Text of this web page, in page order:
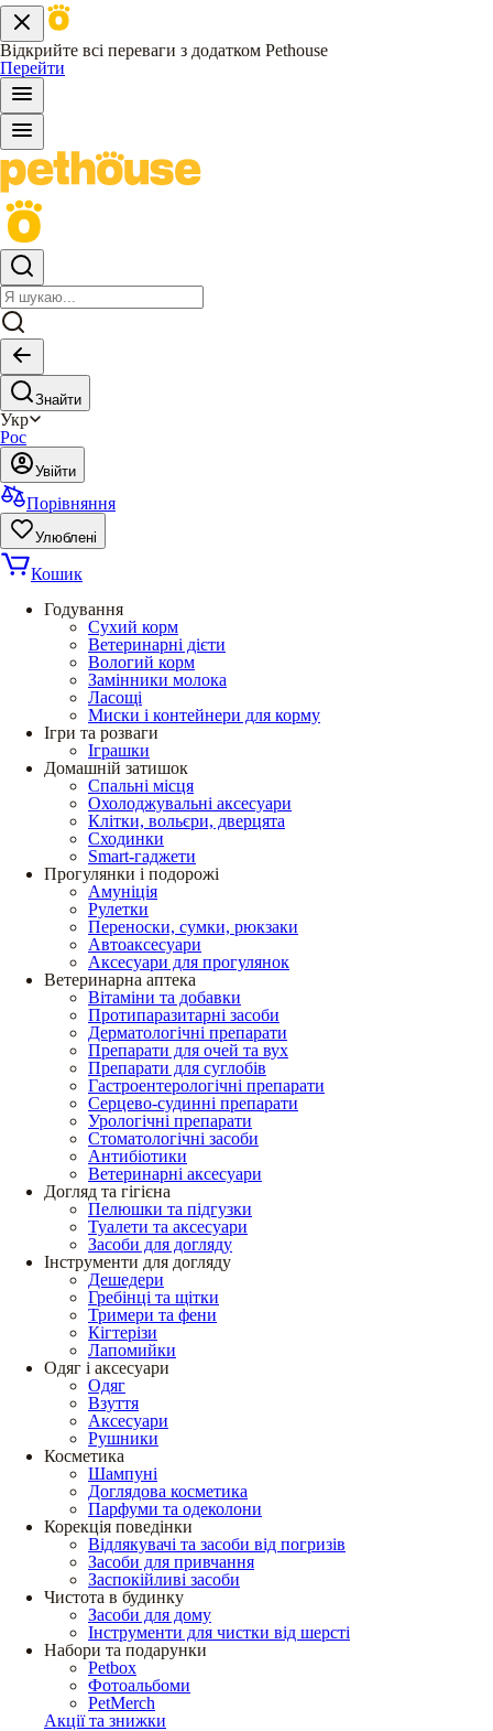
Відкрийте всі переваги з додатком Pethouse
Перейти
Знайти
Укр
Рос
Увійти
Порівняння
Улюблені
Кошик
Годування
Сухий корм
Ветеринарні дієти
Вологий корм
Замінники молока
Ласощі
Миски і контейнери для корму
Ігри та розваги
Іграшки
Домашній затишок
Спальні місця
Охолоджувальні аксесуари
Клітки, вольєри, дверцята
Сходинки
Smart-гаджети
Прогулянки і подорожі
Амуніція
Рулетки
Переноски, сумки, рюкзаки
Автоаксесуари
Аксесуари для прогулянок
Ветеринарна аптека
Вітаміни та добавки
Протипаразитарні засоби
Дерматологічні препарати
Препарати для очей та вух
Препарати для суглобів
Гастроентерологічні препарати
Серцево-судинні препарати
Урологічні препарати
Стоматологічні засоби
Антибіотики
Ветеринарні аксесуари
Догляд та гігієна
Пелюшки та підгузки
Туалети та аксесуари
Засоби для догляду
Інструменти для догляду
Дешедери
Гребінці та щітки
Тримери та фени
Кігтерізи
Лапомийки
Одяг і аксесуари
Одяг
Взуття
Аксесуари
Рушники
Косметика
Шампуні
Доглядова косметика
Парфуми та одеколони
Корекція поведінки
Відлякувачі та засоби від погризів
Засоби для привчання
Заспокійливі засоби
Чистота в будинку
Засоби для дому
Інструменти для чистки від шерсті
Набори та подарунки
Petbox
Фотоальбоми
PetMerch
Акції та знижки